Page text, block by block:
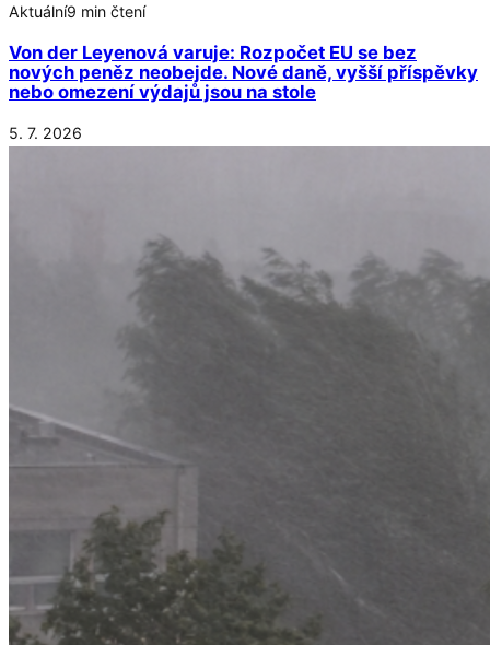
Aktuální9 min čtení
Von der Leyenová varuje: Rozpočet EU se bez
nových peněz neobejde. Nové daně, vyšší příspěvky
nebo omezení výdajů jsou na stole
5. 7. 2026